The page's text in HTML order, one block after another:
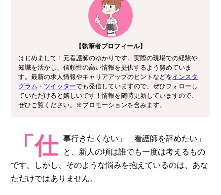
【執筆者プロフィール】
はじめまして！元看護師のゆかりです。実際の現場での経験や
知識を活かし、信頼性の高い情報を提供するよう努めていま
す。最新の求人情報やキャリアアップのヒントなどをインスタ
グラム ・ ツイッターでも発信していますので、ぜひフォローし
ていただけると嬉しいです！情報を随時更新していますので、
ぜひご覧ください。※プロモーションを含みます。
「仕 事行きたくない」「看護師を辞めたい」
と、新人の頃は誰でも一度は考えるもの
です。しかし、そのような悩みを抱えているのは、あな
ただけではありません。